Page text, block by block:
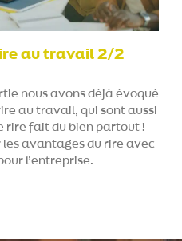
au travail 2/2
nous avons déjà évoqué
au travail, qui sont aussi
rire fait du bien partout !
les avantages du rire avec
l’entreprise.